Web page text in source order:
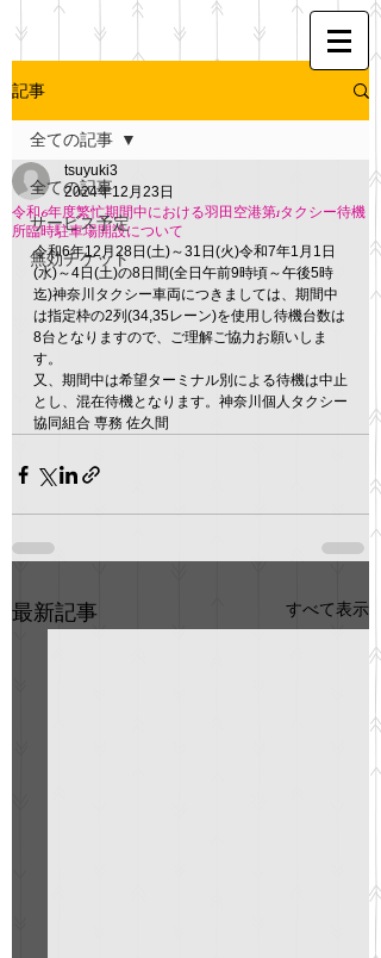
記事
全ての記事
サービス予定
無効チケット
全ての記事
令和6年度繁忙期間中における羽田空港第1タクシー待機
所臨時駐車場開設について
tsuyuki3
2024年12月23日
令和6年12月28日(土)～31日(火)令和7年1月1日
(水)～4日(土)の8日間(全日午前9時頃～午後5時
迄)神奈川タクシー車両につきましては、期間中
は指定枠の2列(34,35レーン)を使用し待機台数は
8台となりますので、ご理解ご協力お願いしま
す。
又、期間中は希望ターミナル別による待機は中止
とし、混在待機となります。神奈川個人タクシー
協同組合 専務 佐久間
最新記事 すべて表示